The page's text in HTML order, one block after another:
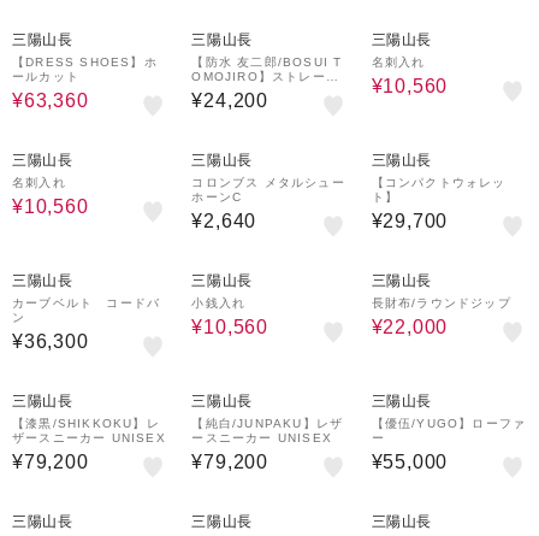
三陽山長
【DRESS SHOES】ホ
ールカット
¥63,360
三陽山長
【防水 友二郎/BOSUI T
OMOJIRO】ストレート
チップ
¥24,200
三陽山長
名刺入れ
¥10,560
三陽山長
名刺入れ
¥10,560
三陽山長
コロンブス メタルシュー
ホーンC
¥2,640
三陽山長
【コンパクトウォレッ
ト】
¥29,700
三陽山長
カーブベルト コードバ
ン
¥36,300
三陽山長
小銭入れ
¥10,560
三陽山長
長財布/ラウンドジップ
¥22,000
三陽山長
【漆黒/SHIKKOKU】レ
ザースニーカー UNISEX
¥79,200
三陽山長
【純白/JUNPAKU】レザ
ースニーカー UNISEX
¥79,200
三陽山長
【優伍/YUGO】ローファ
ー
¥55,000
三陽山長 三陽山長 三陽山長